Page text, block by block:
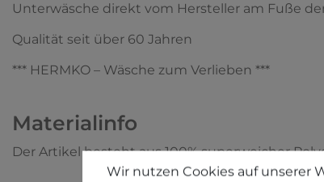
Unterwäsche direkt vom Hersteller am Fuße
Qualität seit über 60 Jahren
*** HERMKO – Wäsche zum Verlieben ***
Materialinfo
Der Artikel besteht aus 100% superweicher
Wir nutzen Cookies auf unserer